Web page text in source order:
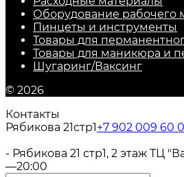
Оборудование рабочего
Пинцеты и инструменты
Товары для
Товары для маникюра и
Шугаринг/Ваксинг
© 2026
Контакты
Рябикова 21стр1+7 902 009 60
- Рябикова 21 стр1, 2 этаж ТЦ
—20:00